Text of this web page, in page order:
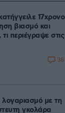
17χρονο
βιασμό και
περιέγραψε στις
38
με τη
γκολάρα